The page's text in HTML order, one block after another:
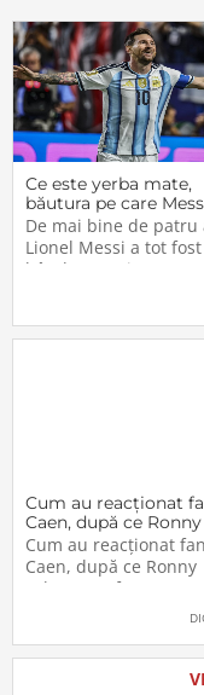
Ce este yerba mate,
băutura pe care
bea înainte de
din Campionatul
2026
De mai bine de patru
Lionel Messi a tot
bând un ceai extrem
popular în Argentina.
plantă tradițională
Cum au reacționat
Caen, după ce Ronny
Labonne a fost
oficial la FCSB
Cum au reacționat
Caen, după ce Ronny
Labonne a fost